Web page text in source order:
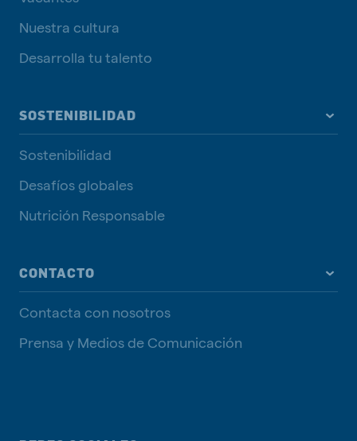
Nuestra cultura
Desarrolla tu talento
SOSTENIBILIDAD
Sostenibilidad
Desafíos globales
Nutrición Responsable
CONTACTO
Contacta con nosotros
Prensa y Medios de Comunicación